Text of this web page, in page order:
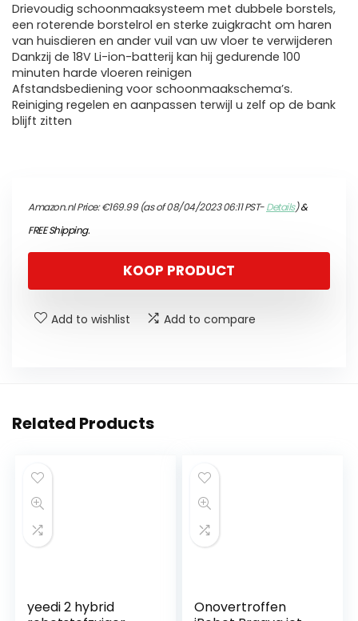
Drievoudig schoonmaaksysteem met dubbele borstels,
een roterende borstelrol en sterke zuigkracht om haren
van huisdieren en ander vuil van uw vloer te verwijderen
Dankzij de 18V Li-ion-batterij kan hij gedurende 100
minuten harde vloeren reinigen
Afstandsbediening voor schoonmaakschema’s.
Reiniging regelen en aanpassen terwijl u zelf op de bank
blijft zitten
Amazon.nl Price:€169.99(as of 08/04/2023 06:11 PST-Details)&
FREE Shipping.
KOOP PRODUCT
Add to wishlist Add to compare
Related Products
yeedi 2 hybrid
Onovertroffen